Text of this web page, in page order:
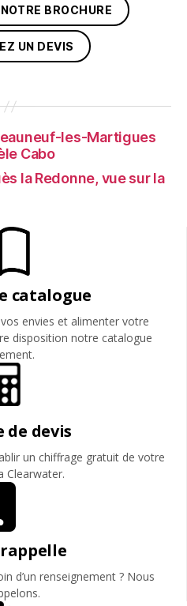
BROCHURE
UN DEVIS
les-Martigues
Cabo
la Redonne, vue sur la
catalogue
envies et alimenter votre
disposition notre catalogue
de devis
un chiffrage gratuit de votre
Clearwater.
d’un renseignement ? Nous